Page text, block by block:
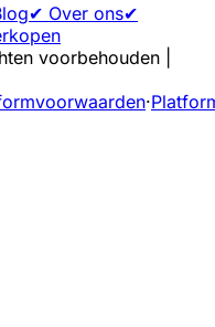
✔ Over ons✔
voorbehouden |
·